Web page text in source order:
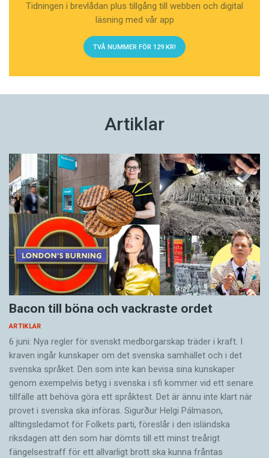
Tidningen i brevlådan plus tillgång till webben och digital
läsning med vår app
TVÅ NUMMER FÖR 129 KR!
Artiklar
Bacon till böna och vackraste ordet
ARTIKLAR
6 juni: Nya regler för svenskt medborgarskap träder i kraft. I
kraven ingår kunskaper om det svenska samhället och i det
svenska språket. Den som inte kan bevisa sina kunskaper
genom exempelvis betyg i svenska i sfi kommer vid ett senare
tillfälle att behöva göra ett språktest. Det är ännu inte klart när
provet i svenska ska införas. Sigurður Helgi Pálmason,
alltingsledamot för Folkets parti, föreslår i den isländska
riksdagen att den som har dömts till ett minst treårigt
fängelsestraff för ett allvarligt brott ska kunna fråntas